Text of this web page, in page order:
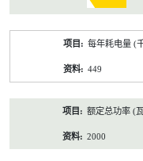
每年耗电量 (
449
额定总功率 (
2000